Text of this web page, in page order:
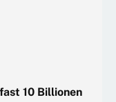
10 Billionen